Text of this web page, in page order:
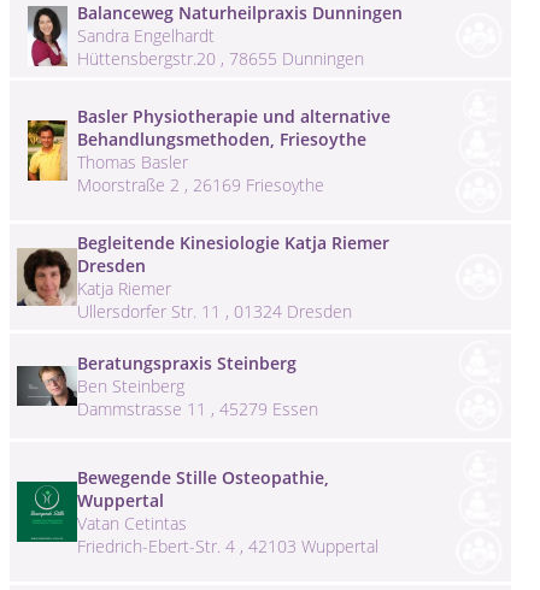
Balanceweg Naturheilpraxis Dunningen
Sandra Engelhardt
Hüttensbergstr.20 , 78655 Dunningen
Basler Physiotherapie und alternative
Behandlungsmethoden, Friesoythe
Thomas Basler
Moorstraße 2 , 26169 Friesoythe
Begleitende Kinesiologie Katja Riemer
Dresden
Katja Riemer
Ullersdorfer Str. 11 , 01324 Dresden
Beratungspraxis Steinberg
Ben Steinberg
Dammstrasse 11 , 45279 Essen
Bewegende Stille Osteopathie,
Wuppertal
Vatan Cetintas
Friedrich-Ebert-Str. 4 , 42103 Wuppertal